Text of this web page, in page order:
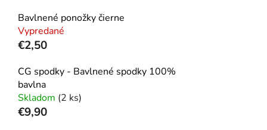
Bavlnené ponožky čierne
Vypredané
€2,50
CG spodky - Bavlnené spodky 100%
bavlna
Skladom (2 ks)
€9,90